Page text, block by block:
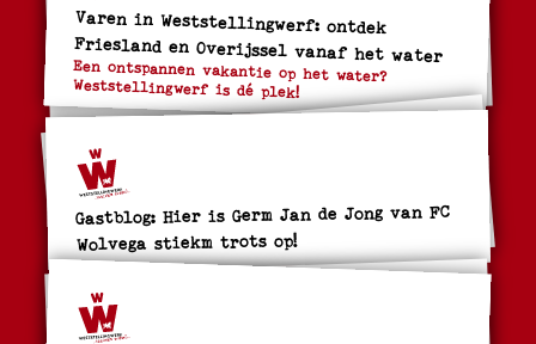
Varen in Weststellingwerf: ontdek
Friesland en Overijssel vanaf het water
Een ontspannen vakantie op het water?
Weststellingwerf is dé plek!
Gastblog: Hier is Germ Jan de Jong van FC
Wolvega stiekm trots op!